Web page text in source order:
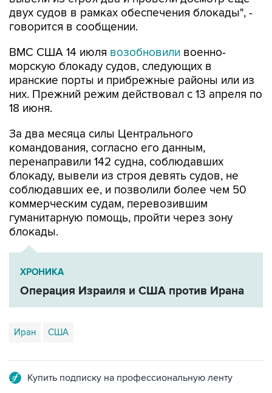
двух судов в рамках обеспечения блокады", -
говорится в сообщении.
ВМС США 14 июля возобновили военно-
морскую блокаду судов, следующих в
иранские порты и прибрежные районы или из
них. Прежний режим действовал с 13 апреля по
18 июня.
За два месяца силы Центрального
командования, согласно его данным,
перенаправили 142 судна, соблюдавших
блокаду, вывели из строя девять судов, не
соблюдавших ее, и позволили более чем 50
коммерческим судам, перевозившим
гуманитарную помощь, пройти через зону
блокады.
ХРОНИКА
Операция Израиля и США против Ирана
Иран США
Купить подписку на профессиональную ленту